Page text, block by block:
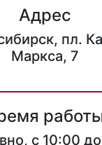
Адрес
пл.
Маркса, 7
с 10:00